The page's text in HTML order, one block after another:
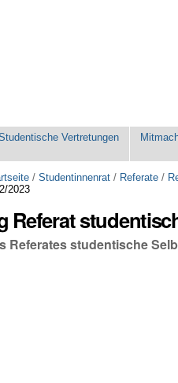
Vertretungen
/Studentinnenrat / Referate /
2023
Referat
Referates studentische